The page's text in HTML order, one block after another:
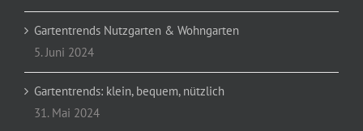
Gartentrends Nutzgarten & Wohngarten
5. Juni 2024
Gartentrends: klein, bequem, nützlich
31. Mai 2024